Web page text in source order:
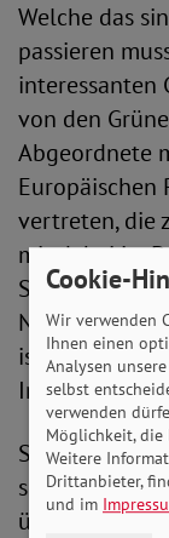
Welche das
passieren
interessanten
von den
Abgeordnete
Europäischen
vertreten, die
mit dabei ist
ist Dagmar
Inklusion.
SoVD.TV
sehen Sie im
über die
Cookie-
Wir verwenden
Ihnen einen
Analysen
selbst
verwenden
Möglichkeit,
Weitere
Drittanbieter,
und im